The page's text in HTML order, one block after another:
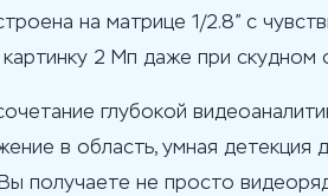
на матрице 1/2.8” с
2 Мп даже при скудном
глубокой
в область, умная детекция
получаете не просто